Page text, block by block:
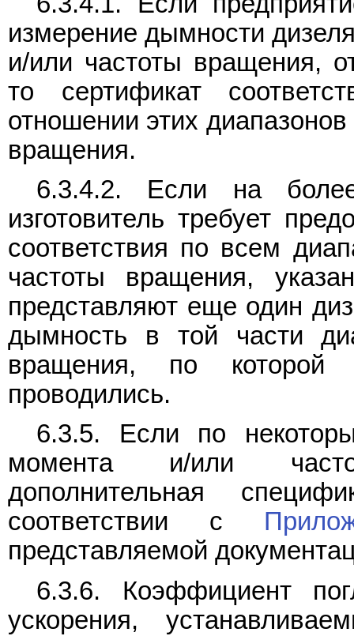
измерение дымности
и/или частоты вращения,
то сертификат
отношении этих
вращения.
6.3.4.2. Если на
изготовитель требует
соответствия по всем
частоты вращения,
представляют еще один
дымность в той части
вращения, по которой
проводились.
6.3.5. Если по
момента и/или
дополнительная
соответствии с
представляемой
6.3.6. Коэффициент
ускорения,